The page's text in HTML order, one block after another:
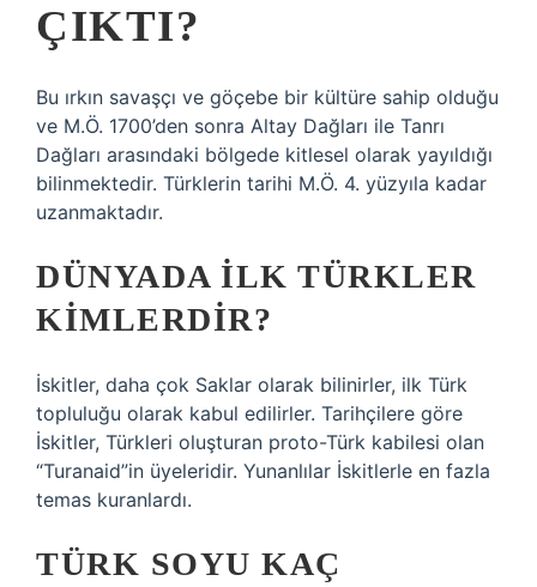
ÇIKTI?
Bu ırkın savaşçı ve göçebe bir kültüre sahip olduğu
ve M.Ö. 1700’den sonra Altay Dağları ile Tanrı
Dağları arasındaki bölgede kitlesel olarak yayıldığı
bilinmektedir. Türklerin tarihi M.Ö. 4. yüzyıla kadar
uzanmaktadır.
DÜNYADA ILK TÜRKLER
KIMLERDIR?
İskitler, daha çok Saklar olarak bilinirler, ilk Türk
topluluğu olarak kabul edilirler. Tarihçilere göre
İskitler, Türkleri oluşturan proto-Türk kabilesi olan
“Turanaid”in üyeleridir. Yunanlılar İskitlerle en fazla
temas kuranlardı.
TÜRK SOYU KAÇ